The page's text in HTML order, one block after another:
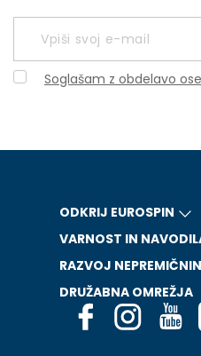
Soglašam z obdelavo
ODKRIJ EUROSPIN
VARNOST IN
RAZVOJ NEPREMIČNIN
DRUŽABNA OMREŽJA